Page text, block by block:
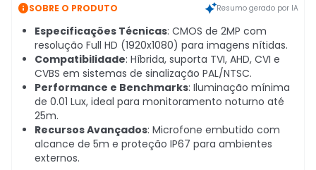
SOBRE O PRODUTO Resumo gerado por IA
Especificações Técnicas: CMOS de 2MP com
resolução Full HD (1920x1080) para imagens nítidas.
Compatibilidade: Híbrida, suporta TVI, AHD, CVI e
CVBS em sistemas de sinalização PAL/NTSC.
Performance e Benchmarks: Iluminação mínima
de 0.01 Lux, ideal para monitoramento noturno até
25m.
Recursos Avançados: Microfone embutido com
alcance de 5m e proteção IP67 para ambientes
externos.